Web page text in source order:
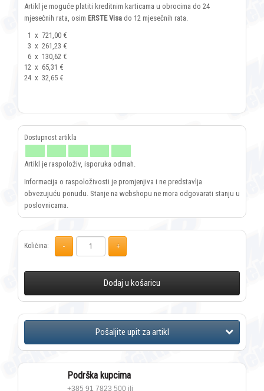
Artikl je moguće platiti kreditnim karticama u obrocima do 24
mjesečnih rata, osim ERSTE Visa do 12 mjesečnih rata.
1 x 721,00 €
3 x 261,23 €
6 x 130,62 €
12 x 65,31 €
24 x 32,65 €
Artikl je raspoloživ, isporuka odmah.
Informacija o raspoloživosti je promjenjiva i ne predstavlja
obvezujuću ponudu. Stanje na webshopu ne mora odgovarati stanju u
poslovnicama.
Količina:
Dodaj u košaricu
Podrška kupcima
+385 91 7823 500 ili